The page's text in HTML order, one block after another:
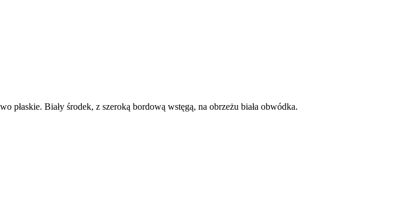
płaskie. Biały środek, z szeroką bordową wstęgą, na obrzeżu biała obwódka.